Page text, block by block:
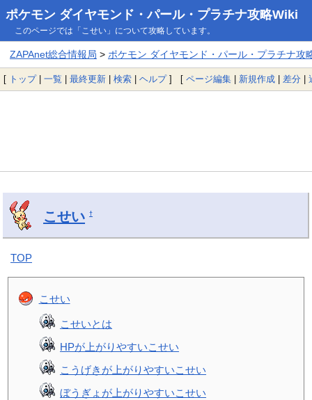
ポケモン ダイヤモンド・パール・プラチナ攻略Wiki
このページでは「こせい」について攻略しています。
ZAPAnet総合情報局 > ポケモン ダイヤモンド・パール・プラチナ攻
[ トップ| 一覧 | 最終更新 | 検索 | ヘルプ] [ ページ編集 | 新規作成 | 差分 |
こせい †
TOP
こせい
こせいとは
HPが上がりやすいこせい
こうげきが上がりやすいこせい
ぼうぎょが上がりやすいこせい